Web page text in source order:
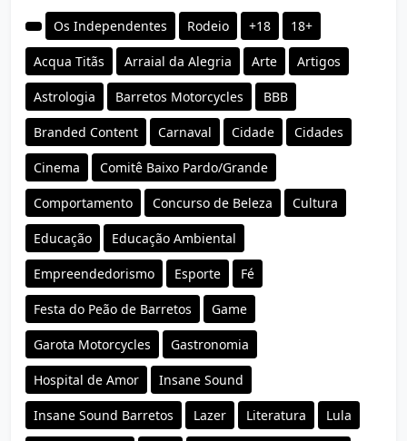
Os Independentes Rodeio +18 18+
Acqua Titãs Arraial da Alegria Arte Artigos
Astrologia Barretos Motorcycles BBB
Branded Content Carnaval Cidade Cidades
Cinema Comitê Baixo Pardo/Grande
Comportamento Concurso de Beleza Cultura
Educação Educação Ambiental
Empreendedorismo Esporte Fé
Festa do Peão de Barretos Game
Garota Motorcycles Gastronomia
Hospital de Amor Insane Sound
Insane Sound Barretos Lazer Literatura Lula